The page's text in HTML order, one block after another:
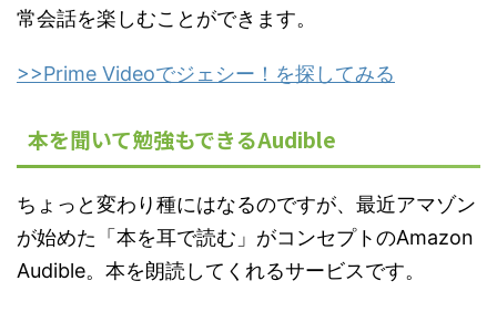
常会話を楽しむことができます。
>>Prime Videoでジェシー！を探してみる
本を聞いて勉強もできるAudible
ちょっと変わり種にはなるのですが、最近アマゾン
が始めた「本を耳で読む」がコンセプトのAmazon
Audible。本を朗読してくれるサービスです。